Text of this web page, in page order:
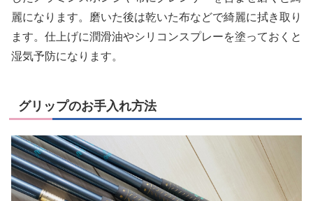
麗になります。磨いた後は乾いた布などで綺麗に拭き取り
ます。仕上げに潤滑油やシリコンスプレーを塗っておくと
湿気予防になります。
グリップのお手入れ方法